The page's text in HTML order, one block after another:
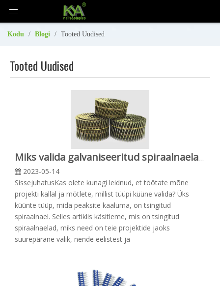
Kodu / Blogi / Tooted Uudised
Tooted Uudised
Miks valida galvaniseeritud spiraalnaelad?
2023-05-14
SissejuhatusKas olete kunagi leidnud, et töötate mõne
projekti kallal ja mõtlete, millist tüüpi küüne valida? Üks
küünte tüüp, mida peaksite kaaluma, on tsingitud
spiraalnael. Selles artiklis käsitleme, mis on tsingitud
spiraalnaelad, miks need on teie projektide jaoks
suurepärane valik, nende eelistest ja